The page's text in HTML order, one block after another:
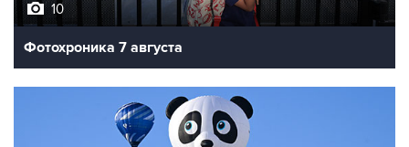
10
Фотохроника 7 августа